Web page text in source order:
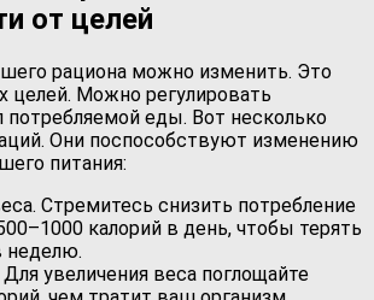
от целей
рациона можно изменить. Это
целей. Можно регулировать
потребляемой еды. Вот несколько
Они поспособствуют изменению
питания:
Стремитесь снизить потребление
калорий в день, чтобы терять
неделю.
Для увеличения веса поглощайте